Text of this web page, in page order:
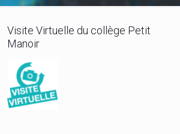
Visite Virtuelle du collège Petit
Manoir